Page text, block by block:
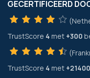
GECERTIFICEERD
TrustScore 4 met +300
TrustScore 4 met +21400